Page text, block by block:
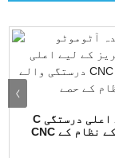
C کے لیے اعلی درستگی
CNC معطلی کے نظام کے